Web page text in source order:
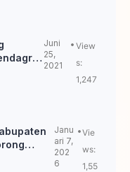
Juni
25,
2021
View
s:
1,247
Janu
ari 7,
202
6
Vie
ws:
1,55